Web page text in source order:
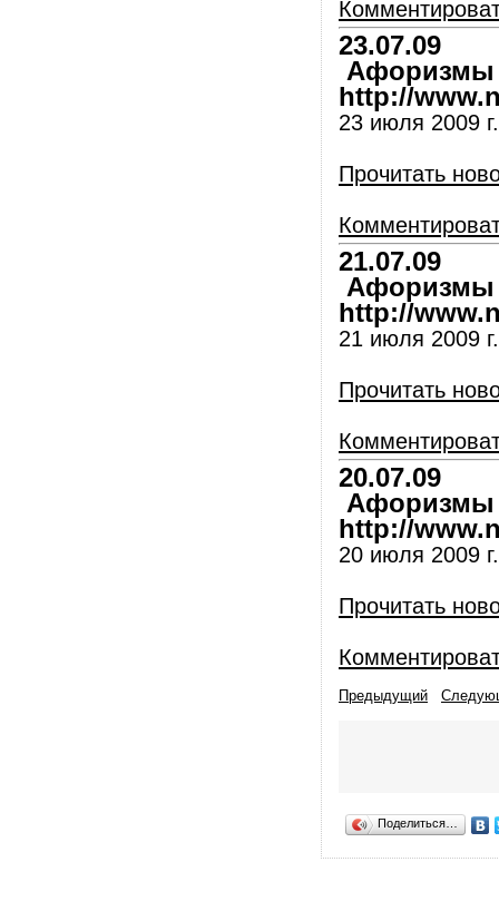
23.07.09
Афоризмы
http://
23 июля 2009 г.
Прочитать
21.07.09
Афоризмы
http://
21 июля 2009 г.
Прочитать
20.07.09
Афоризмы
http://
20 июля 2009 г.
Прочитать
Предыдущий
Поделиться…